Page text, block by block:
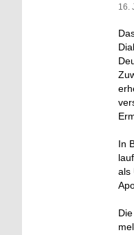
16.
In
als